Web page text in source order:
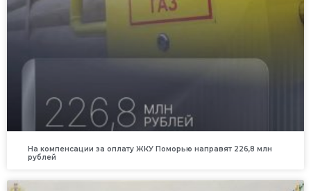
На компенсации за оплату ЖКУ Поморью направят 226,8 млн
рублей